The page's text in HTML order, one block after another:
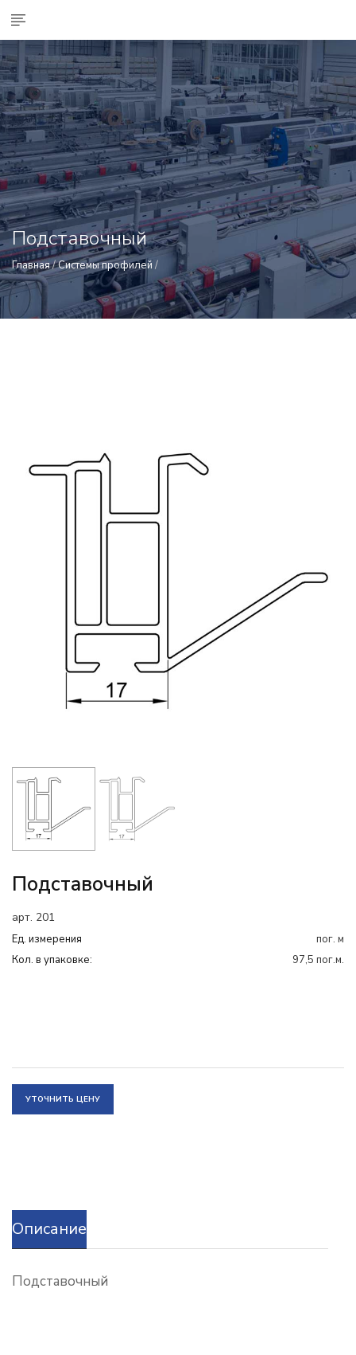
Подставочный
Главная/Системы профилей/
Подставочный
арт. 201
Ед. измерения
пог. м
Кол. в упаковке:
97,5 пог.м.
УТОЧНИТЬ ЦЕНУ
Описание
Подставочный